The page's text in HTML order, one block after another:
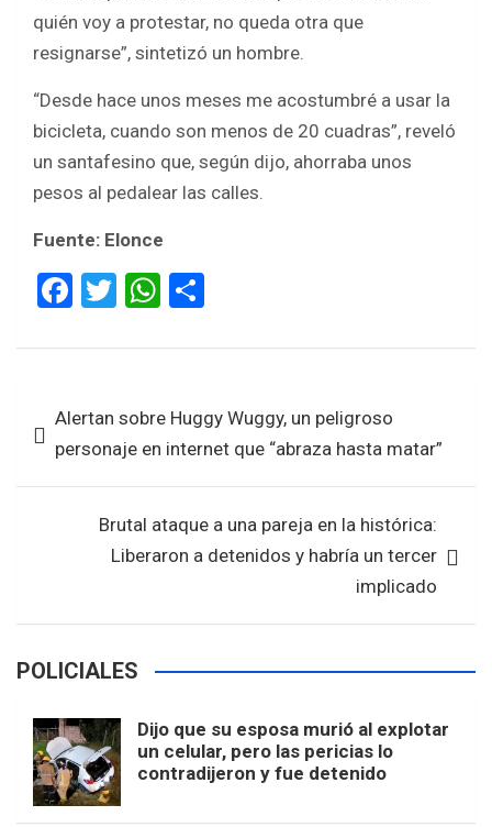
quién voy a protestar, no queda otra que
resignarse”, sintetizó un hombre.
“Desde hace unos meses me acostumbré a usar la
bicicleta, cuando son menos de 20 cuadras”, reveló
un santafesino que, según dijo, ahorraba unos
pesos al pedalear las calles.
Fuente: Elonce
F
ce
o
o
k
T
tt
W
at
A
p
p
ar
de
entradas
Alertan sobre Huggy Wuggy, un peligroso
personaje en internet que “abraza hasta matar”
Brutal ataque a una pareja en la histórica:
Liberaron a detenidos y habría un tercer
implicado
POLICIALES
Dijo que su esposa murió al explotar
un celular, pero las pericias lo
contradijeron y fue detenido